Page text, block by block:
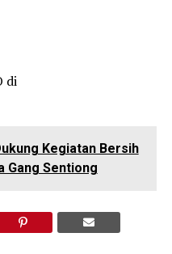
di
Kegiatan Bersih
Gang Sentiong